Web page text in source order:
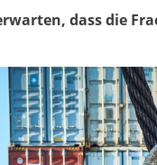
dass die